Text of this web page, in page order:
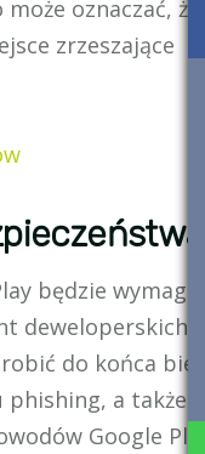
oznaczać, że
zrzeszające
będzie wymagał
deweloperskich.
do końca
a także
Google Play